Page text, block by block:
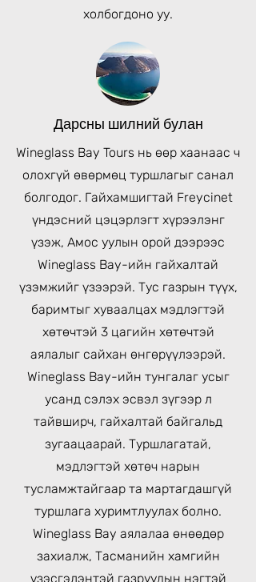
холбогдоно уу.
Дарсны шилний булан
Wineglass Bay Tours нь өөр хаанаас ч
олохгүй өвөрмөц туршлагыг санал
болгодог. Гайхамшигтай Freycinet
үндэсний цэцэрлэгт хүрээлэнг
үзэж, Амос уулын орой дээрээс
Wineglass Bay-ийн гайхалтай
үзэмжийг үзээрэй. Тус газрын түүх,
баримтыг хуваалцах мэдлэгтэй
хөтөчтэй 3 цагийн хөтөчтэй
аялалыг сайхан өнгөрүүлээрэй.
Wineglass Bay-ийн тунгалаг усыг
усанд сэлэх эсвэл зүгээр л
тайвширч, гайхалтай байгальд
зугаацаарай. Туршлагатай,
мэдлэгтэй хөтөч нарын
тусламжтайгаар та мартагдашгүй
туршлага хуримтлуулах болно.
Wineglass Bay аялалаа өнөөдөр
захиалж, Тасманийн хамгийн
үзэсгэлэнтэй газруудын нэгтэй